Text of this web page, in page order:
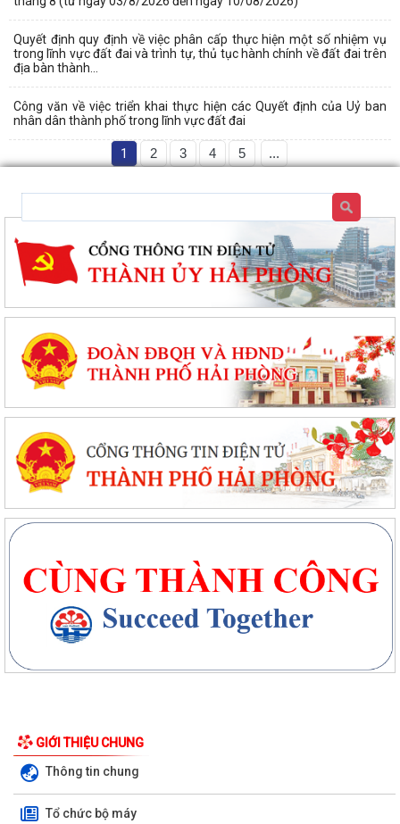
Quyết định quy định về việc phân cấp thực hiện một số nhiệm vụ
trong lĩnh vực đất đai và trình tự, thủ tục hành chính về đất đai trên
địa bàn thành...
Công văn về việc triển khai thực hiện các Quyết định của Uỷ ban
nhân dân thành phố trong lĩnh vực đất đai
1 2 3 4 5 ...
GIỚI THIỆU CHUNG
Thông tin chung
Tổ chức bộ máy